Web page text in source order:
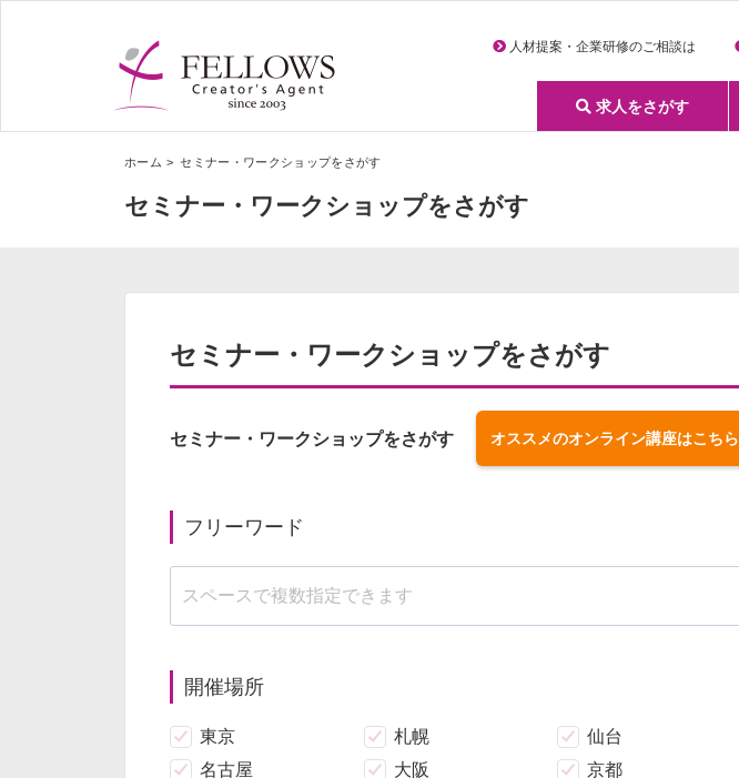
人材提案・企業研修のご相談は
求人をさがす
ホーム セミナー・ワークショップをさがす
セミナー・ワークショップをさがす
セミナー・ワークショップをさがす
セミナー・ワークショップをさがす オススメのオンライン講座はこちら
フリーワード
開催場所
東京 札幌 仙台
名古屋
大阪 京都